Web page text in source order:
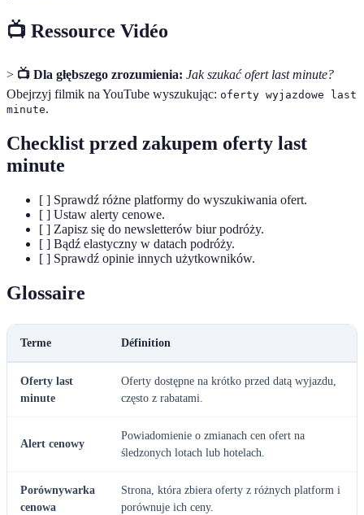
📺 Ressource Vidéo
> 📺 Dla głębszego zrozumienia: Jak szukać ofert last minute?
Obejrzyj filmik na YouTube wyszukując: oferty wyjazdowe last
minute.
Checklist przed zakupem oferty last
minute
[ ] Sprawdź różne platformy do wyszukiwania ofert.
[ ] Ustaw alerty cenowe.
[ ] Zapisz się do newsletterów biur podróży.
[ ] Bądź elastyczny w datach podróży.
[ ] Sprawdź opinie innych użytkowników.
Glossaire
Terme Définition
Oferty last
minute
Oferty dostępne na krótko przed datą wyjazdu,
często z rabatami.
Alert cenowy
Powiadomienie o zmianach cen ofert na
śledzonych lotach lub hotelach.
Porównywarka
cenowa
Strona, która zbiera oferty z różnych platform i
porównuje ich ceny.